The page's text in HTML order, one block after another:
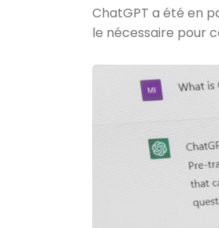
ChatGPT a été en
le nécessaire pour